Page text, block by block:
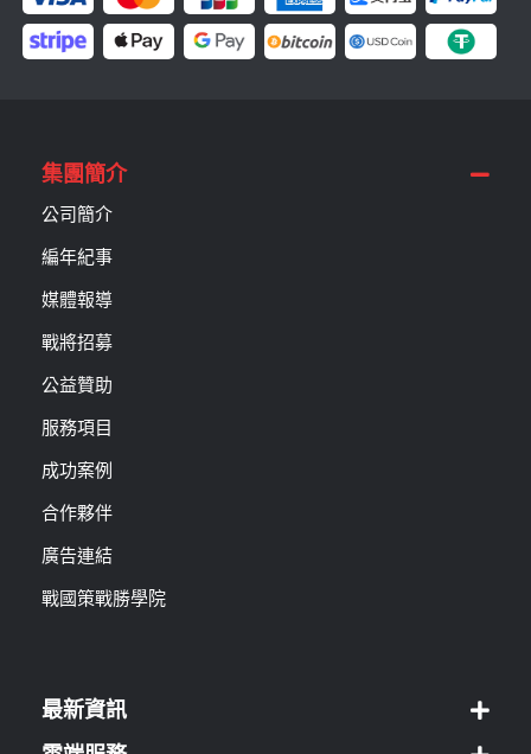
集團簡介
公司簡介
編年紀事
媒體報導
戰將招募
公益贊助
服務項目
成功案例
合作夥伴
廣告連結
戰國策戰勝學院
最新資訊